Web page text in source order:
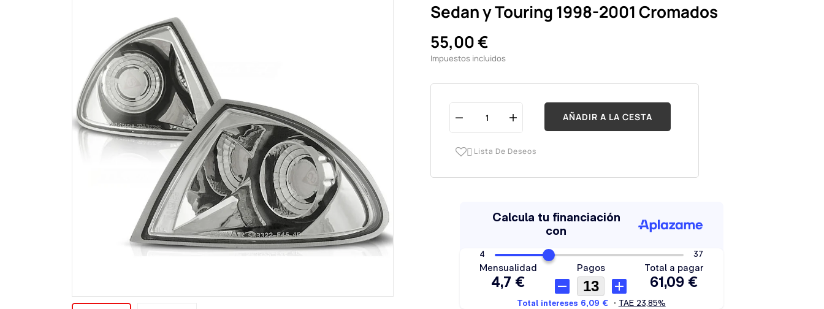
Sedan y Touring 1998-2001 Cromados
55,00 €
Impuestos incluidos
AÑADIR A LA CESTA
 Lista De Deseos